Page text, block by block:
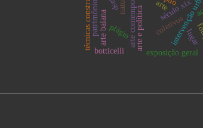
arte e política coletivos
arte contemporânea
exposição geral
plágio
século xix
lugar
arte
arte baiana
técnicas construtivas
botticelli